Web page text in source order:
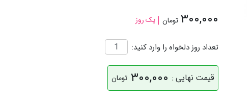
۳۰۰,۰۰۰ تومان یک روز
تعداد روز دلخواه را وارد کنید:
قیمت نهایی : ۳۰۰,۰۰۰ تومان